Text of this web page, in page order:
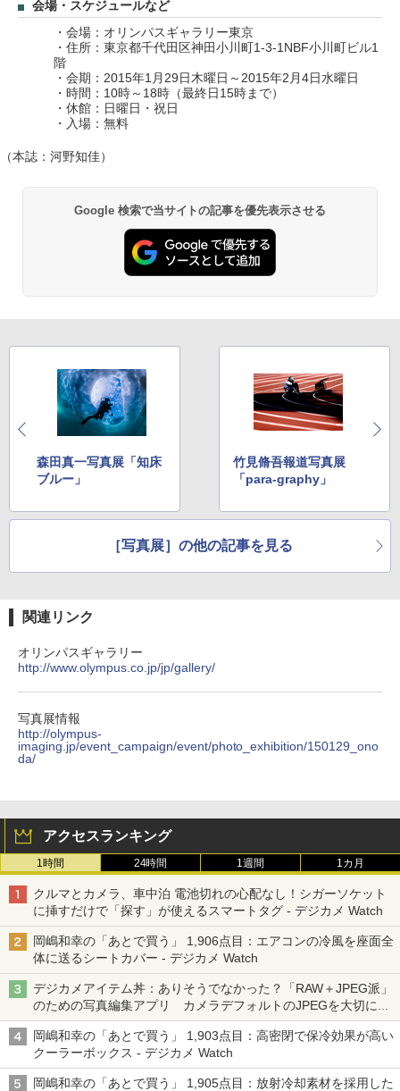
会場・スケジュールなど
・会場：オリンパスギャラリー東京
・住所：東京都千代田区神田小川町1-3-1NBF小川町ビル1
階
・会期：2015年1月29日木曜日～2015年2月4日水曜日
・時間：10時～18時（最終日15時まで）
・休館：日曜日・祝日
・入場：無料
（本誌：河野知佳）
Google 検索で当サイトの記事を優先表示させる
森田真一写真展「知床
ブルー」
竹見脩吾報道写真展
「para-graphy」
［写真展］の他の記事を見る
関連リンク
オリンパスギャラリー
http://www.olympus.co.jp/jp/gallery/
写真展情報
http://olympus-
imaging.jp/event_campaign/event/photo_exhibition/150129_ono
da/
アクセスランキング
1時間 24時間 1週間 1カ月
クルマとカメラ、車中泊 電池切れの心配なし！シガーソケット
に挿すだけで「探す」が使えるスマートタグ - デジカメ Watch
岡嶋和幸の「あとで買う」 1,906点目：エアコンの冷風を座面全
体に送るシートカバー - デジカメ Watch
デジカメアイテム丼：ありそうでなかった？「RAW＋JPEG派」
のための写真編集アプリ カメラデフォルトのJPEGを大切にす
る「Filmator」
岡嶋和幸の「あとで買う」 1,903点目：高密閉で保冷効果が高い
クーラーボックス - デジカメ Watch
岡嶋和幸の「あとで買う」 1,905点目：放射冷却素材を採用した